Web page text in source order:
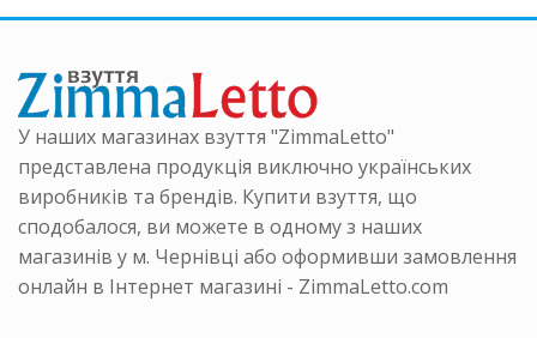
можна
сторінці
товару
У наших магазинах взуття "ZimmaLetto"
представлена продукція виключно українських
виробників та брендів. Купити взуття, що
сподобалося, ви можете в одному з наших
магазинів у м. Чернівці або оформивши замовлення
онлайн в Інтернет магазині - ZimmaLetto.com